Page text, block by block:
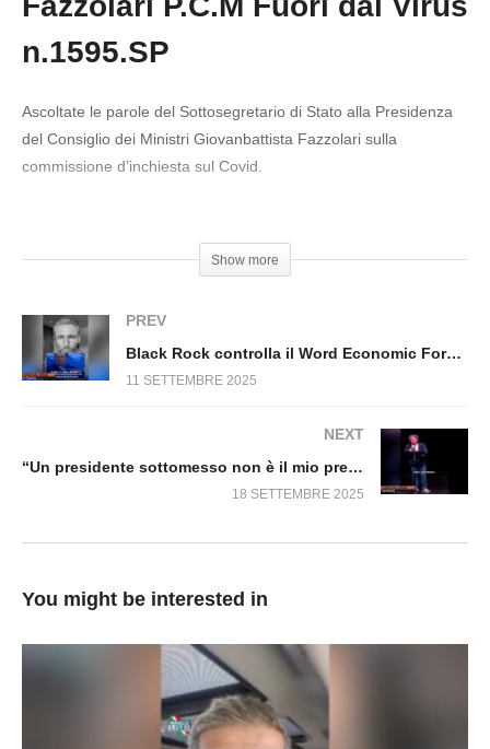
VACCINI COVID : INVASIVI, IMPREVEDIBILI, MAI
SPERIMENTATI E PERICOLOSI! Fuori dal Virus
n.1654.SP
n.1595.SP
Ascoltate le parole del Sottosegretario di Stato alla Presidenza
del Consiglio dei Ministri Giovanbattista Fazzolari sulla
commissione d’inchiesta sul Covid.
Show more
PREV
Black Rock controlla il Word Economic Forum Fuori dal Virus n.1593.SP
11 SETTEMBRE 2025
NEXT
“Un presidente sottomesso non è il mio presidente!” – Enzo Iacchetti Fuori dal Virus n.1603.SP
18 SETTEMBRE 2025
You might be interested in